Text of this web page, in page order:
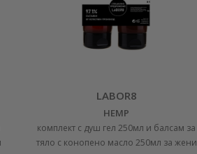
LABOR8
HEMP
комплект с душ гел 250мл и балсам за
тяло с конопено масло 250мл за жени